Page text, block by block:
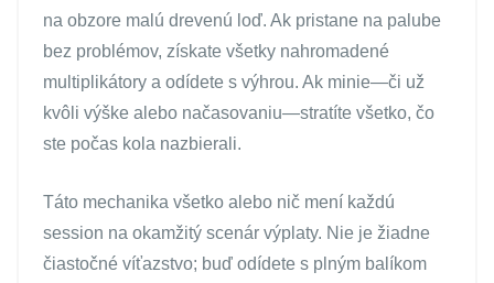
na obzore malú drevenú loď. Ak pristane na palube
bez problémov, získate všetky nahromadené
multiplikátory a odídete s výhrou. Ak minie—či už
kvôli výške alebo načasovaniu—stratíte všetko, čo
ste počas kola nazbierali.
Táto mechanika všetko alebo nič mení každú
session na okamžitý scenár výplaty. Nie je žiadne
čiastočné víťazstvo; buď odídete s plným balíkom